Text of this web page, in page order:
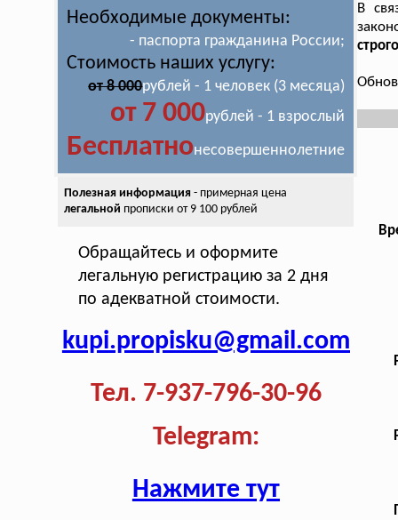
Необходимые документы:
- паспорта гражданина России;
Стоимость наших услугу:
от 8 000рублей - 1 человек (3 месяца)
от 7 000рублей - 1 взрослый
Бесплатнонесовершеннолетние
Полезная информация - примерная цена
легальной прописки от 9 100 рублей
Обращайтесь и оформите
легальную регистрацию за 2 дня
по адекватной стоимости.
kupi.propisku@gmail.com
Тел. 7-937-796-30-96
Telegram:
Нажмите тут
В